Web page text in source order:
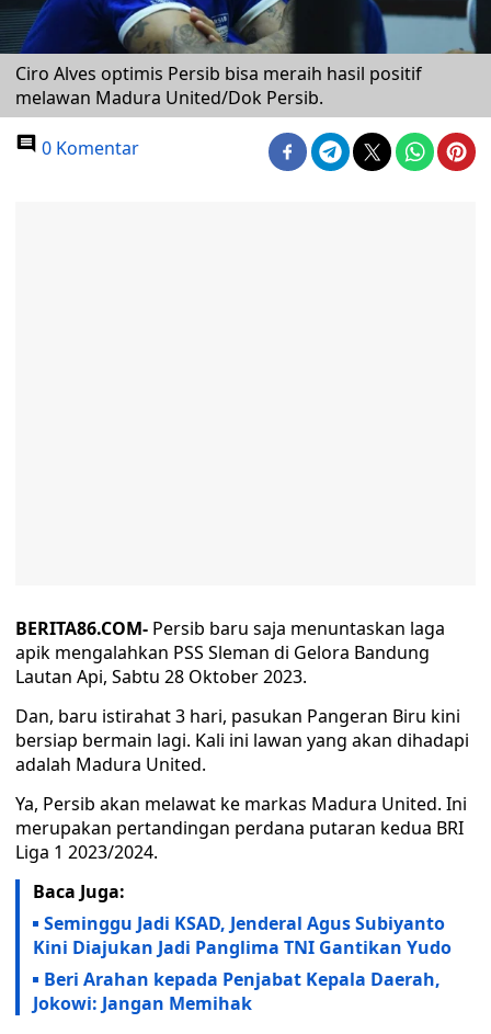
Ciro Alves optimis Persib bisa meraih hasil positif
melawan Madura United/Dok Persib.
0 Komentar
BERITA86.COM- Persib baru saja menuntaskan laga
apik mengalahkan PSS Sleman di Gelora Bandung
Lautan Api, Sabtu 28 Oktober 2023.
Dan, baru istirahat 3 hari, pasukan Pangeran Biru kini
bersiap bermain lagi. Kali ini lawan yang akan dihadapi
adalah Madura United.
Ya, Persib akan melawat ke markas Madura United. Ini
merupakan pertandingan perdana putaran kedua BRI
Liga 1 2023/2024.
Baca Juga:
Seminggu Jadi KSAD, Jenderal Agus Subiyanto
Kini Diajukan Jadi Panglima TNI Gantikan Yudo
Beri Arahan kepada Penjabat Kepala Daerah,
Jokowi: Jangan Memihak